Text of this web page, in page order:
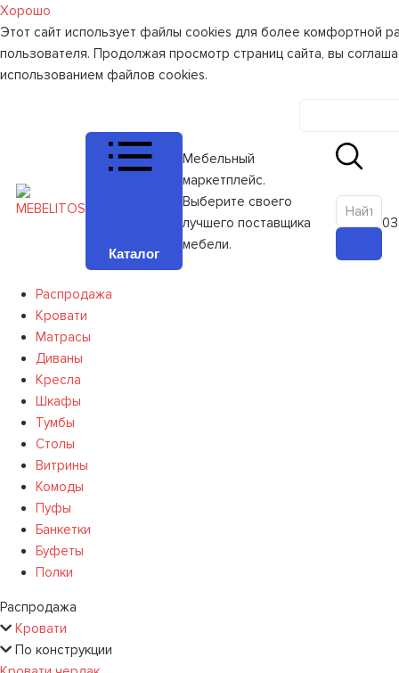
Хорошо
Этот сайт использует файлы cookies для более комфортной
пользователя. Продолжая просмотр страниц сайта, вы
использованием файлов cookies.
Каталог
Мебельный
маркетплейс.
Выберите своего
лучшего поставщика
мебели.
0
Распродажа
Кровати
Матрасы
Диваны
Кресла
Шкафы
Тумбы
Столы
Витрины
Комоды
Пуфы
Банкетки
Буфеты
Полки
Распродажа
Кровати
По конструкции